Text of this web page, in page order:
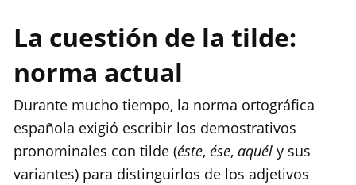
La cuestión de la tilde:
norma actual
Durante mucho tiempo, la norma ortográfica
española exigió escribir los demostrativos
pronominales con tilde (éste, ése, aquél y sus
variantes) para distinguirlos de los adjetivos